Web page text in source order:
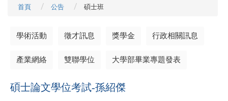
首頁 公告 碩士班
學術活動 徵才訊息 獎學金 行政相關訊息
產業網絡 雙聯學位 大學部畢業專題發表
碩士論文學位考試-孫紹傑